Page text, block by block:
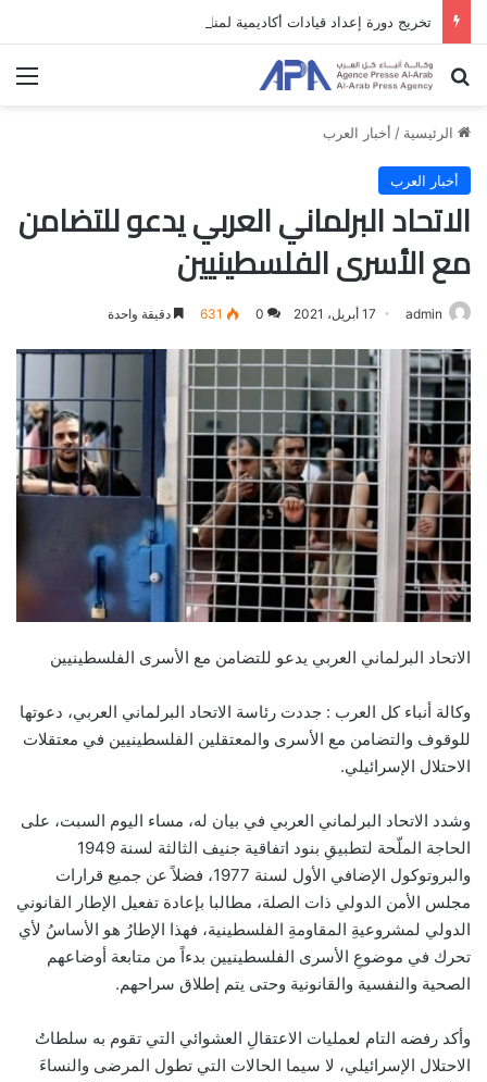
بحث عن
الرئيسية / أخبار العرب
أخبار العرب
الاتحاد البرلماني العربي يدعو للتضامن
مع الأسرى الفلسطينيين
admin 17 أبريل، 2021 0
631 دقيقة واحدة
الاتحاد البرلماني العربي يدعو للتضامن مع الأسرى الفلسطينيين
وكالة أنباء كل العرب : جددت رئاسة الاتحاد البرلماني العربي، دعوتها
للوقوف والتضامن مع الأسرى والمعتقلين الفلسطينيين في معتقلات
الاحتلال الإسرائيلي.
وشدد الاتحاد البرلماني العربي في بيان له، مساء اليوم السبت، على
الحاجة الملّحة لتطبيقِ بنود اتفاقية جنيف الثالثة لسنة 1949
والبروتوكول الإضافي الأول لسنة 1977، فضلاً عن جميع قرارات
مجلس الأمن الدولي ذات الصلة، مطالبا بإعادة تفعيل الإطار القانوني
الدولي لمشروعيةِ المقاومةِ الفلسطينية، فهذا الإطارُ هو الأساسُ لأي
تحرك في موضوعِ الأسرى الفلسطينيين بدءاً من متابعة أوضاعهم
الصحية والنفسية والقانونية وحتى يتم إطلاق سراحهم.
وأكد رفضه التام لعمليات الاعتقالِ العشوائي التي تقوم به سلطاتُ
الاحتلال الإسرائيلي، لا سيما الحالات التي تطول المرضى والنساءَ